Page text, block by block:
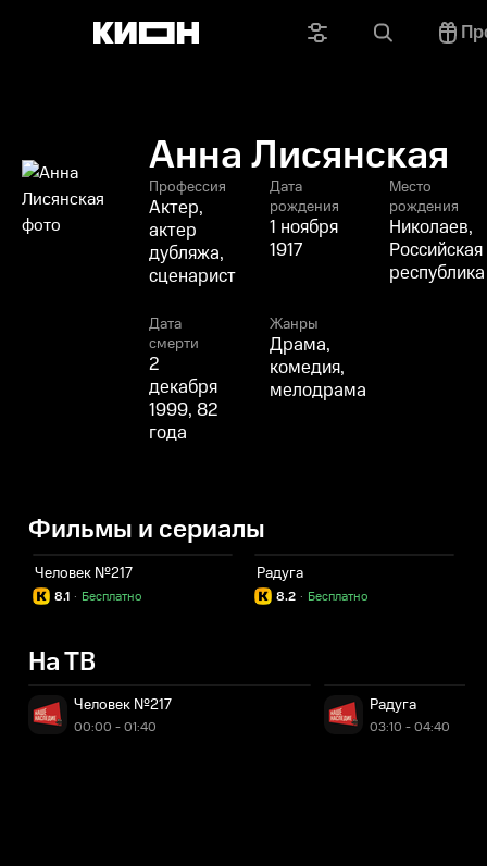
Анна Лисянская
Профессия
Актер,
актер
дубляжа,
сценарист
Дата
рождения
1 ноября
1917
Место
рождения
Николаев,
Российская
республика
Дата
смерти
2
декабря
1999, 82
года
Жанры
Драма,
комедия,
мелодрама
Фильмы и сериалы
Человек №217
8.1 Бесплатно
·
Радуга
8.2 Бесплатно
·
На ТВ
Человек №217
00:00 - 01:40
Радуга
03:10 - 04:40